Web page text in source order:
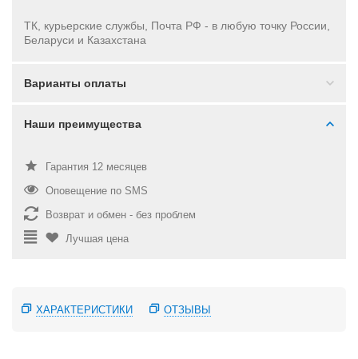
ТК, курьерские службы, Почта РФ - в любую точку России,
Беларуси и Казахстана
Варианты оплаты
Наши преимущества
Гарантия 12 месяцев
Оповещение по SMS
Возврат и обмен - без проблем
Лучшая цена
ХАРАКТЕРИСТИКИ ОТЗЫВЫ